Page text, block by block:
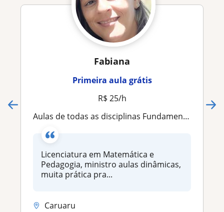
Fabiana
Primeira aula grátis
R$ 25/h
Aulas de todas as disciplinas Fundamental I
Licenciatura em Matemática e
Pedagogia, ministro aulas dinâmicas,
muita prática pra...
Caruaru